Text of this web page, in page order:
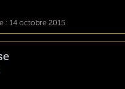
: 14 octobre 2015